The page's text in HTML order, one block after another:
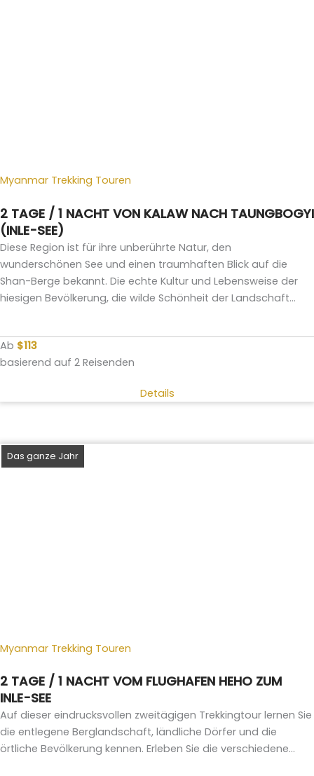
Myanmar Trekking Touren
2 TAGE / 1 NACHT VON KALAW NACH TAUNGBOGYI
(INLE-SEE)
Diese Region ist für ihre unberührte Natur, den
wunderschönen See und einen traumhaften Blick auf die
Shan-Berge bekannt. Die echte Kultur und Lebensweise der
hiesigen Bevölkerung, die wilde Schönheit der Landschaft...
Ab $113
basierend auf 2 Reisenden
Details
Das ganze Jahr
Myanmar Trekking Touren
2 TAGE / 1 NACHT VOM FLUGHAFEN HEHO ZUM
INLE-SEE
Auf dieser eindrucksvollen zweitägigen Trekkingtour lernen Sie
die entlegene Berglandschaft, ländliche Dörfer und die
örtliche Bevölkerung kennen. Erleben Sie die verschiedene...